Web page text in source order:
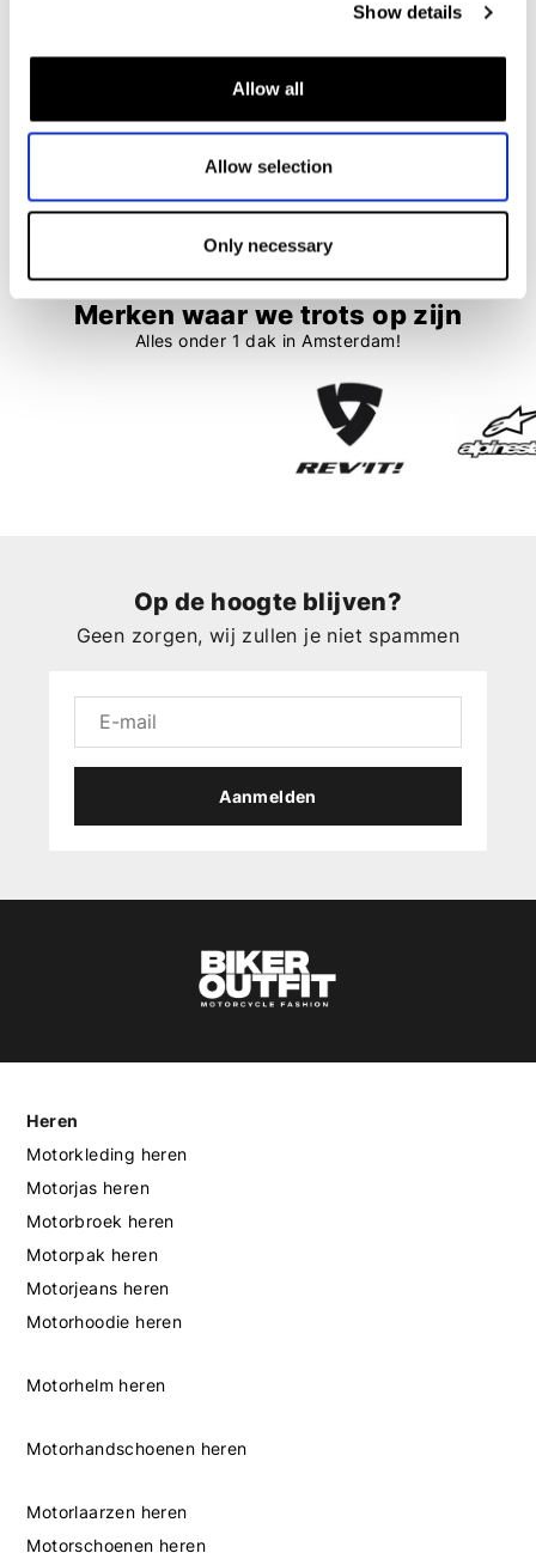
Show details
Allow all
Allow selection
Only necessary
€ 459,95 € 344,95
Merken waar we trots op zijn
Alles onder 1 dak in Amsterdam!
Op de hoogte blijven?
Geen zorgen, wij zullen je niet spammen
Aanmelden
Heren
Motorkleding heren
Motorjas heren
Motorbroek heren
Motorpak heren
Motorjeans heren
Motorhoodie heren
Motorhelm heren
Motorhandschoenen heren
Motorlaarzen heren
Motorschoenen heren